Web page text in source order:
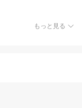
もっと見る